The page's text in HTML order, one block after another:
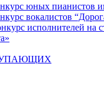
юных
вокалистов
исполнителей на